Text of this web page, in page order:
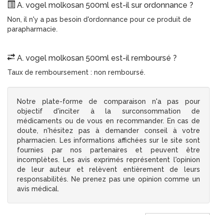
A. vogel molkosan 500ml est-il sur ordonnance ?
Non, il n'y a pas besoin d'ordonnance pour ce produit de
parapharmacie.
A. vogel molkosan 500ml est-il remboursé ?
Taux de remboursement : non remboursé.
Notre plate-forme de comparaison n'a pas pour
objectif d'inciter à la surconsommation de
médicaments ou de vous en recommander. En cas de
doute, n'hésitez pas à demander conseil à votre
pharmacien. Les informations affichées sur le site sont
fournies par nos partenaires et peuvent être
incomplètes. Les avis exprimés représentent l'opinion
de leur auteur et relèvent entièrement de leurs
responsabilités. Ne prenez pas une opinion comme un
avis médical.